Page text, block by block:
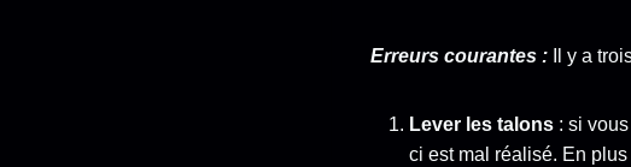
Erreurs courantes : Il y a
Lever les talons : si
ci est mal réalisé. En